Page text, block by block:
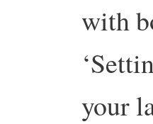
with
your